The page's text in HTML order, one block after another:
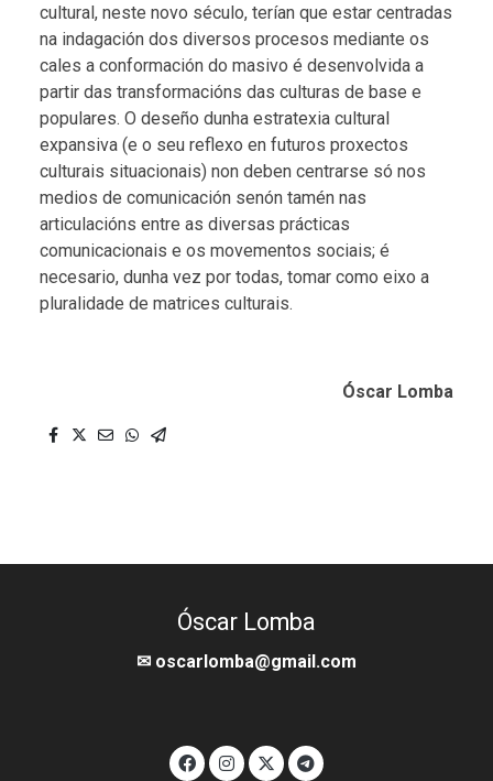
cultural, neste novo século, terían que estar centradas
na indagación dos diversos procesos mediante os
cales a conformación do masivo é desenvolvida a
partir das transformacións das culturas de base e
populares. O deseño dunha estratexia cultural
expansiva (e o seu reflexo en futuros proxectos
culturais situacionais) non deben centrarse só nos
medios de comunicación senón tamén nas
articulacións entre as diversas prácticas
comunicacionais e os movementos sociais; é
necesario, dunha vez por todas, tomar como eixo a
pluralidade de matrices culturais.
Óscar Lomba
Óscar Lomba
✉ oscarlomba@gmail.com